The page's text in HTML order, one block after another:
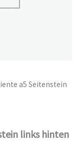
a5 Seitenstein
links hinten